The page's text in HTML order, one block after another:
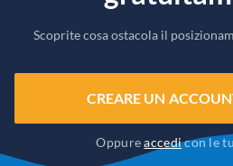
Scoprite cosa ostacola il
CREARE UN
Oppureaccedicon le